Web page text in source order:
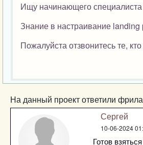
Ищу начинающего специалиста
Знание в настраивание landing
Пожалуйста отзвонитесь те,
На данный проект ответили
Сергей
10-06-2024
Готов